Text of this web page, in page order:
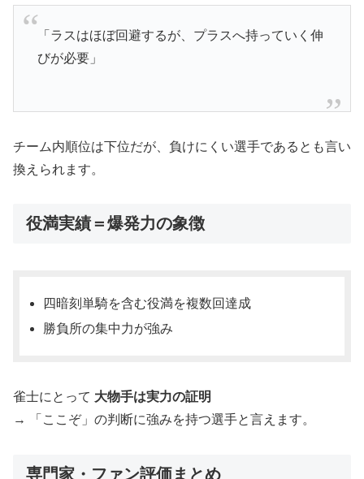
「ラスはほぼ回避するが、プラスへ持っていく伸
びが必要」
チーム内順位は下位だが、負けにくい選手であるとも言い
換えられます。
役満実績＝爆発力の象徴
四暗刻単騎を含む役満を複数回達成
勝負所の集中力が強み
雀士にとって 大物手は実力の証明
→ 「ここぞ」の判断に強みを持つ選手と言えます。
専門家・ファン評価まとめ